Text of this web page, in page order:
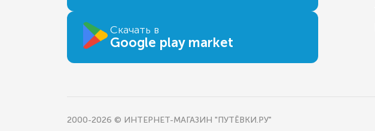
Скачать в
Google play market
2000-2026 © ИНТЕРНЕТ-МАГАЗИН "ПУТЁВКИ.РУ"